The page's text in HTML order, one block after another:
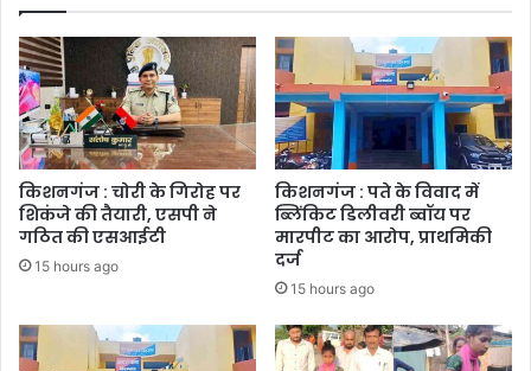
किशनगंज : चोरी के गिरोह पर
शिकंजे की तैयारी, एसपी ने
गठित की एसआईटी
15 hours ago
किशनगंज : पते के विवाद में
ब्लिंकिट डिलीवरी ब्वॉय पर
मारपीट का आरोप, प्राथमिकी
दर्ज
15 hours ago